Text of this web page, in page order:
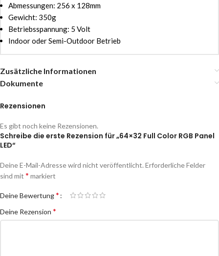
Abmessungen: 256 x 128mm
Gewicht: 350g
Betriebsspannung: 5 Volt
Indoor oder Semi-Outdoor Betrieb
Zusätzliche Informationen
Dokumente
Rezensionen
Es gibt noch keine Rezensionen.
Schreibe die erste Rezension für „64×32 Full Color RGB Panel
LED“
Deine E-Mail-Adresse wird nicht veröffentlicht. Erforderliche Felder
sind mit * markiert
Deine Bewertung*
Deine Rezension *